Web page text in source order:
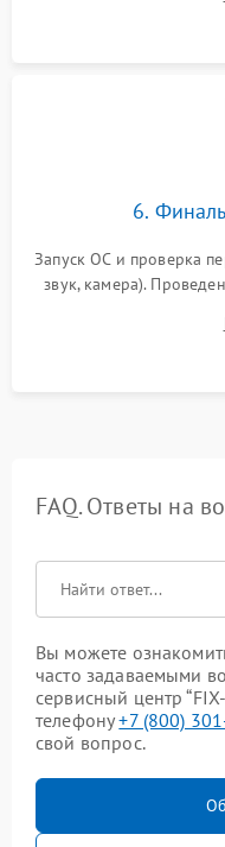
шлейфов, модулей
6.
Запуск ОС и проверка
звук, камера).
для контроля
системы
FAQ. Ответы на
Вы можете
часто задаваемыми
сервисный центр
телефону+7 (800)
свой вопрос.